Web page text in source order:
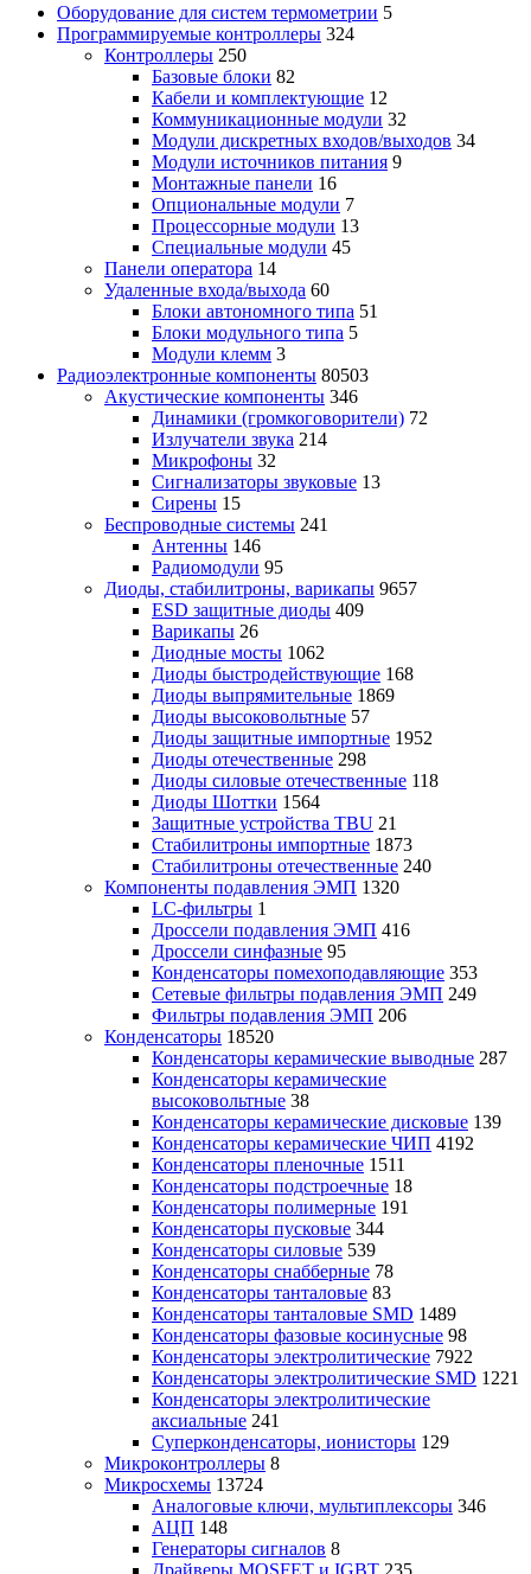
Оборудование для систем термометрии 5
Программируемые контроллеры 324
Контроллеры 250
Базовые блоки 82
Кабели и комплектующие 12
Коммуникационные модули 32
Модули дискретных входов/выходов 34
Модули источников питания 9
Монтажные панели 16
Опциональные модули 7
Процессорные модули 13
Специальные модули 45
Панели оператора 14
Удаленные входа/выхода 60
Блоки автономного типа 51
Блоки модульного типа 5
Модули клемм 3
Радиоэлектронные компоненты 80503
Акустические компоненты 346
Динамики (громкоговорители) 72
Излучатели звука 214
Микрофоны 32
Сигнализаторы звуковые 13
Сирены 15
Беспроводные системы 241
Антенны 146
Радиомодули 95
Диоды, стабилитроны, варикапы 9657
ESD защитные диоды 409
Варикапы 26
Диодные мосты 1062
Диоды быстродействующие 168
Диоды выпрямительные 1869
Диоды высоковольтные 57
Диоды защитные импортные 1952
Диоды отечественные 298
Диоды силовые отечественные 118
Диоды Шоттки 1564
Защитные устройства TBU 21
Стабилитроны импортные 1873
Стабилитроны отечественные 240
Компоненты подавления ЭМП 1320
LC-фильтры 1
Дроссели подавления ЭМП 416
Дроссели синфазные 95
Конденсаторы помехоподавляющие 353
Сетевые фильтры подавления ЭМП 249
Фильтры подавления ЭМП 206
Конденсаторы 18520
Конденсаторы керамические выводные 287
Конденсаторы керамические
высоковольтные 38
Конденсаторы керамические дисковые 139
Конденсаторы керамические ЧИП 4192
Конденсаторы пленочные 1511
Конденсаторы подстроечные 18
Конденсаторы полимерные 191
Конденсаторы пусковые 344
Конденсаторы силовые 539
Конденсаторы снабберные 78
Конденсаторы танталовые 83
Конденсаторы танталовые SMD 1489
Конденсаторы фазовые косинусные 98
Конденсаторы электролитические 7922
Конденсаторы электролитические SMD 1221
Конденсаторы электролитические
аксиальные 241
Суперконденсаторы, ионисторы 129
Микроконтроллеры 8
Микросхемы 13724
Аналоговые ключи, мультиплексоры 346
АЦП 148
Генераторы сигналов 8
Драйверы MOSFET и IGBT 235